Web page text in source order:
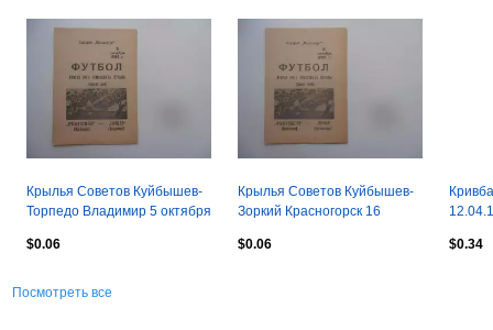
Крылья Советов Куйбышев-
Торпедо Владимир 5 октября
$0.06
Крылья Советов Куйбышев-
Зоркий Красногорск 16
$0.06
$0.34
Посмотреть все